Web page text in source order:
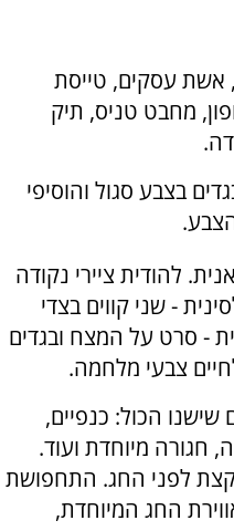
אשת עסקים, טייסת
מחבט טניס, תיק
בצבע סגול והוסיפי
להודית ציירי נקודה
- שני קווים בצדי
- סרט על המצח ובגדים
צבעי מלחמה.
הכול: כנפיים,
חגורה מיוחדת ועוד.
לפני החג. התחפושת
החג המיוחדת,